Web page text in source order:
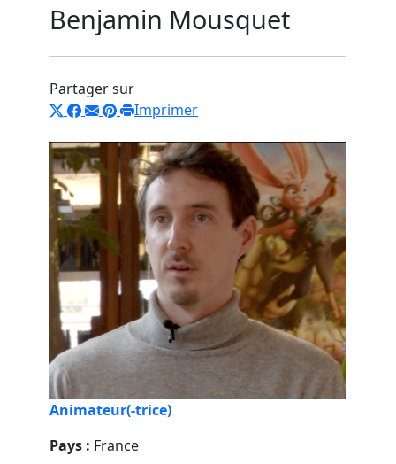
Benjamin Mousquet
Partager sur
Imprimer
Animateur(-trice)
Pays : France